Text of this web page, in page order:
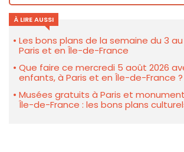
À LIRE AUSSI
Les bons plans de la semaine du 3
Paris et en Île-de-France
Que faire ce mercredi 5 août 2026
enfants, à Paris et en Île-de-France ?
Musées gratuits à Paris et
Île-de-France : les bons plans